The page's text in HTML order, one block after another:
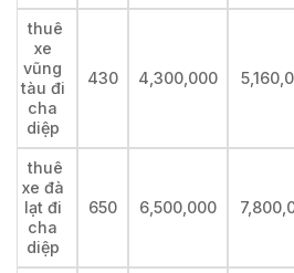
thuê
xe
vũng
tàu đi
cha
diệp
430 4,300,000
thuê
xe đà
lạt đi
cha
diệp
650 6,500,000